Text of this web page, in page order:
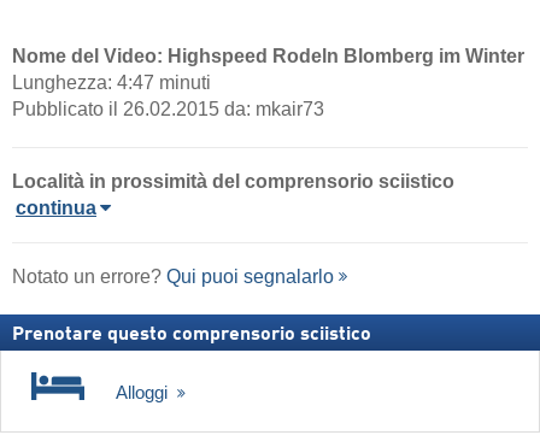
Nome del Video: Highspeed Rodeln Blomberg im Winter
Lunghezza: 4:47 minuti
Pubblicato il 26.02.2015 da: mkair73
Località in prossimità del comprensorio sciistico
continua
Notato un errore? Qui puoi segnalarlo
Prenotare questo comprensorio sciistico
Alloggi